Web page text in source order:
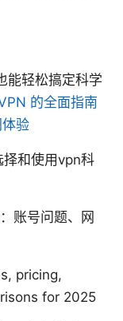
能轻松搞定科学
的全面指南
验
和使用vpn科
账号问题、网
pricing,
for 2025